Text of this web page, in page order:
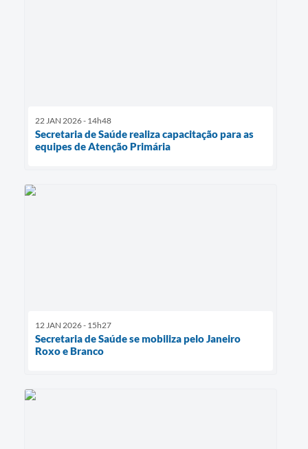
22 JAN 2026 - 14h48
Secretaria de Saúde realiza capacitação para as
equipes de Atenção Primária
12 JAN 2026 - 15h27
Secretaria de Saúde se mobiliza pelo Janeiro
Roxo e Branco